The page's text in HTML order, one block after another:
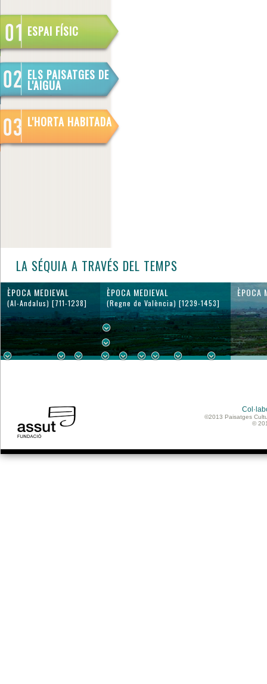
ESPAI FÍSIC
ELS PAISATGES DE
L'AIGUA
L'HORTA HABITADA
LA SÉQUIA A TRAVÉS DEL TEMPS
ÈPOCA MEDIEVAL
(Al-Andalus) [711-1238]
ÈPOCA MEDIEVAL
(Regne de València) [1239-1453]
ÈPOCA
©2013 Paisatges
©